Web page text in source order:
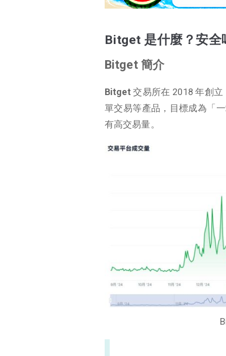
Bitget 是什麼？安全
Bitget 簡介
Bitget 交易所在 2018 年創立
單交易等產品，目標成為「
有高交易量。